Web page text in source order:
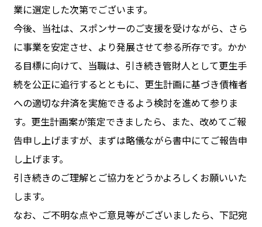
業に選定した次第でございます。
今後、当社は、スポンサーのご支援を受けながら、さら
に事業を安定させ、より発展させて参る所存です。かか
る目標に向けて、当職は、引き続き管財人として更生手
続を公正に追行するとともに、更生計画に基づき債権者
への適切な弁済を実施できるよう検討を進めて参りま
す。更生計画案が策定できましたら、また、改めてご報
告申し上げますが、まずは略儀ながら書中にてご報告申
し上げます。
引き続きのご理解とご協力をどうかよろしくお願いいた
します。
なお、ご不明な点やご意見等がございましたら、下記宛